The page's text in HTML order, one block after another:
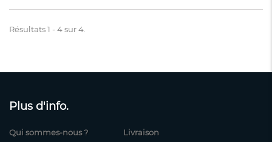
Résultats 1 - 4 sur 4.
Plus d'info.
Qui sommes-nous ?
Livraison